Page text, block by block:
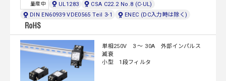
量産中 UL1283
CSA C22.2 No.8 (C-UL)
DIN EN60939 VDE0565 Teil 3-1
ENEC (DC入力時は除く)
単相250V 3 ～ 30A 外部インパルス
減衰
小型 1段フィルタ